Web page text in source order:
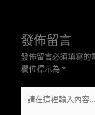
發佈留言
發佈留言必須填寫的
欄位標示為 *
在